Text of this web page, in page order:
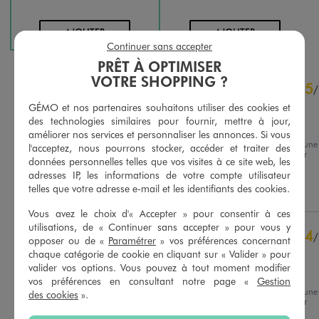
AJOUTERAU PANIER AJOUTERAU PANIER
4.1/5
Basé sur17 avis soumis à un
contrôle
Voir tous les avis sur ce site
5étoiles
11
4étoiles
3
3étoiles
0
2étoiles
0
1étoile 3
Trier les avis
5/
Avis vérifié et récompensé
Comme la description
Avis du05/08/2026
, suite à une
expérience du24/07/2026
par
Florine J.
Utile(0) Signaler
4/
Avis vérifié et récompensé
Taille petit
, suite à une
par
PRÊT À OPTIMISER
VOTRE SHOPPING ?
GÉMO et nos partenaires souhaitons utiliser des cookies et
des technologies similaires pour fournir, mettre à jour,
améliorer nos services et personnaliser les annonces. Si vous
l'acceptez, nous pourrons stocker, accéder et traiter des
données personnelles telles que vos visites à ce site web, les
adresses IP, les informations de votre compte utilisateur
telles que votre adresse e-mail et les identifiants des cookies.
Vous avez le choix d'« Accepter » pour consentir à ces
utilisations, de « Continuer sans accepter » pour vous y
opposer ou de « Paramétrer » vos préférences concernant
chaque catégorie de cookie en cliquant sur « Valider » pour
valider vos options. Vous pouvez à tout moment modifier
vos préférences en consultant notre page « Gestion
des cookies ».
Continuer sans accepter